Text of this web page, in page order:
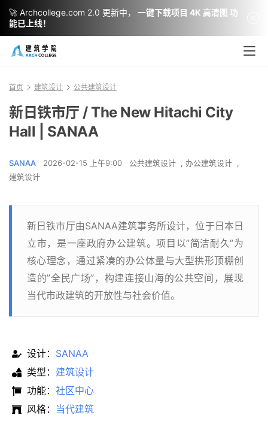
首页 建筑设计 公共建筑设计
新日铁市厅 / The New Hitachi City
Hall | SANAA
SANAA 2026-02-15 上午9:00 公共建筑设计 , 办公建筑设计 ,
建筑设计
新日铁市厅由SANAA建筑事务所设计，位于日本日
立市，是一座政府办公建筑。项目以”简洁耐久”为
核心理念，通过紧凑的办公体量与大型拱形顶棚创
造的”全民广场”，构建连接山海的公共空间，展现
当代市政建筑的开放性与社会价值。
设计： SANAA
类型： 建筑设计
功能： 社区中心
风格： 当代建筑
🚀 Archcollege.com 2.0 更新中，
一键下载项目 4K 高清图 功
能已上线！